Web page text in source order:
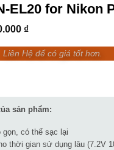
EL20 for Nikon
₫.
₫Giá
tại
là:
Liên Hệ để có giá tốt hơn.
sản phẩm:
gọn, có thể sạc lại
thời gian sử dụng lâu (7.2V